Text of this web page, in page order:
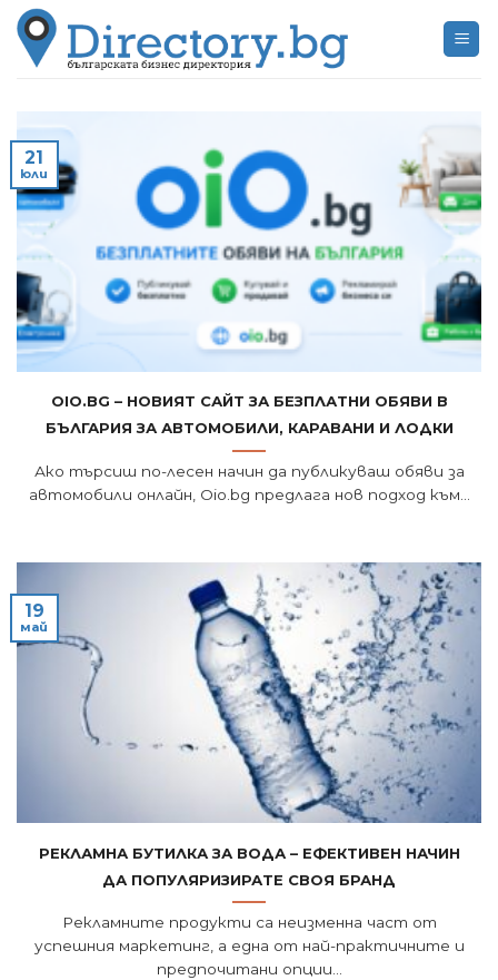
Skip
to
content
Oio.bg – новият сайт за безплатни обяви в
България за автомобили, каравани и лодки
Ако търсиш по-лесен начин да публикуваш обяви за
автомобили онлайн, Oio.bg предлага нов подход към...
21
юли
Рекламна бутилка за вода – ефективен начин
да популяризирате своя бранд
Рекламните продукти са неизменна част от
успешния маркетинг, а една от най-практичните и
предпочитани опции...
19
май